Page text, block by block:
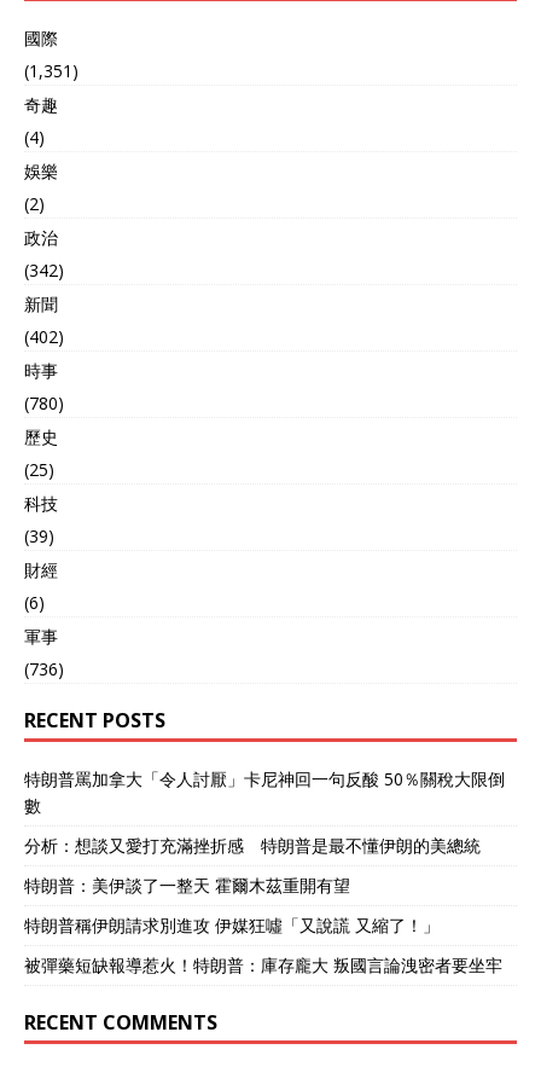
國際
(1,351)
奇趣
(4)
娛樂
(2)
政治
(342)
新聞
(402)
時事
(780)
歷史
(25)
科技
(39)
財經
(6)
軍事
(736)
RECENT POSTS
特朗普罵加拿大「令人討厭」卡尼神回一句反酸 50％關稅大限倒
數
分析：想談又愛打充滿挫折感 特朗普是最不懂伊朗的美總統
特朗普：美伊談了一整天 霍爾木茲重開有望
特朗普稱伊朗請求別進攻 伊媒狂噓「又說謊 又縮了！」
被彈藥短缺報導惹火！特朗普：庫存龐大 叛國言論洩密者要坐牢
RECENT COMMENTS